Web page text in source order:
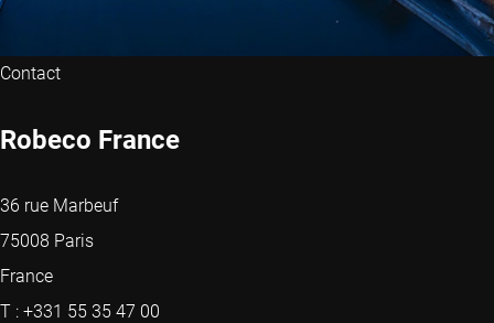
Contact
Robeco France
36 rue Marbeuf
75008 Paris
France
T : +331 55 35 47 00